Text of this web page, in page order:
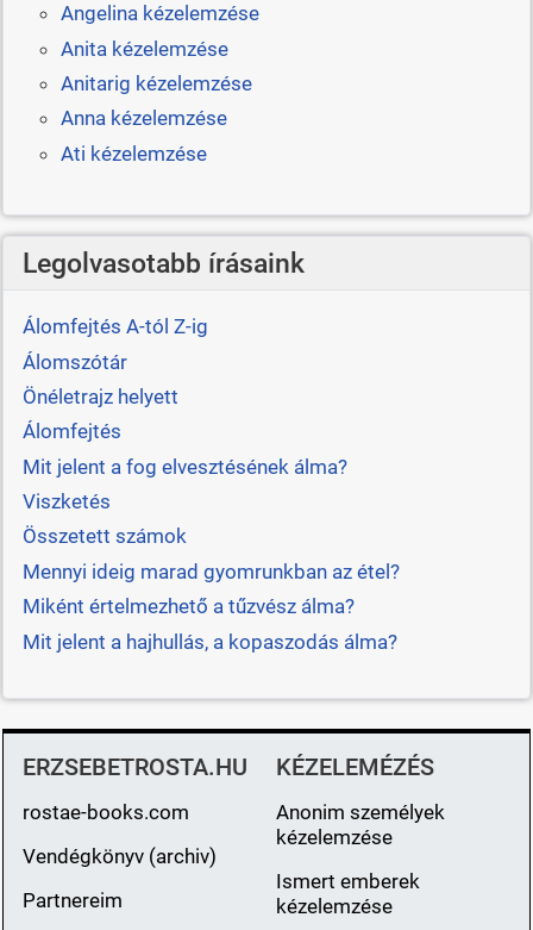
Angelina kézelemzése
Anita kézelemzése
Anitarig kézelemzése
Anna kézelemzése
Ati kézelemzése
Legolvasotabb írásaink
Álomfejtés A-tól Z-ig
Álomszótár
Önéletrajz helyett
Álomfejtés
Mit jelent a fog elvesztésének álma?
Viszketés
Összetett számok
Mennyi ideig marad gyomrunkban az étel?
Miként értelmezhető a tűzvész álma?
Mit jelent a hajhullás, a kopaszodás álma?
ERZSEBETROSTA.HU
rostae-books.com
Vendégkönyv (archiv)
Partnereim
KÉZELEMÉZÉS
Anonim személyek
kézelemzése
Ismert emberek
kézelemzése